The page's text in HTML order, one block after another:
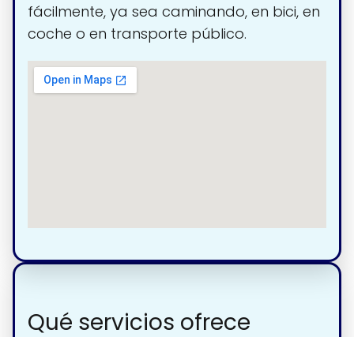
fácilmente, ya sea caminando, en bici, en
coche o en transporte público.
Qué servicios ofrece